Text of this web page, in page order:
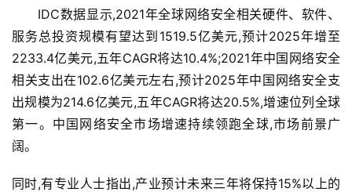
IDC数据显示,2021年全球网络安全相关硬件、软件、
服务总投资规模有望达到1519.5亿美元,预计2025年增至
2233.4亿美元,五年CAGR将达10.4%;2021年中国网络安全
相关支出在102.6亿美元左右,预计2025年中国网络安全支
出规模为214.6亿美元,五年CAGR将达20.5%,增速位列全球
第一。中国网络安全市场增速持续领跑全球,市场前景广
阔。
同时,有专业人士指出,产业预计未来三年将保持15%以上的